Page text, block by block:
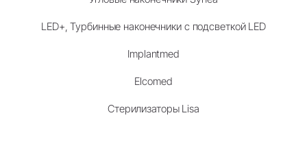
LED+, Турбинные наконечники с подсветкой LED
Implantmed
Elcomed
Стерилизаторы Lisa